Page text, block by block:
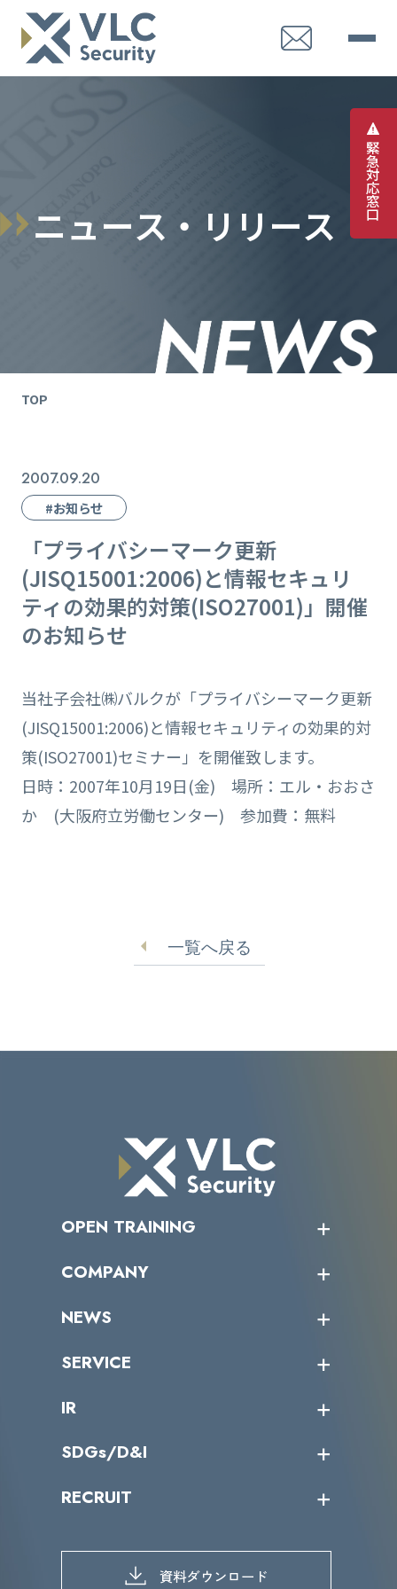
緊
急
対
応
窓
口
ニュース ・ リ リ ース
TOP
2007.09.20
#お知らせ
「プライバシーマーク更新
(JISQ15001:2006)と情報セキュリ
ティの効果的対策(ISO27001)」開催
のお知らせ
当社子会社㈱バルクが「プライバシーマーク更新
(JISQ15001:2006)と情報セキュリティの効果的対
策(ISO27001)セミナー」を開催致します。
日時：2007年10月19日(金) 場所：エル・おおさ
か (大阪府立労働センター) 参加費：無料
一覧へ戻る
OPEN TRAINING
受講者の声
COMPANY
トップメッセージ
ミッション／ビジョン
パートナー企業一覧
NEWS
サイバーニュース
SERVICE
カテゴリー別サービス一覧
IR
IRカレンダー
IRライブラリー
よくあるご質問
SDGs/D&I
当グループのマテリアリティ
SDGs推進体制
D&Iの取り組み
RECRUIT
募集職種一覧
メッセージ
資料ダウンロード